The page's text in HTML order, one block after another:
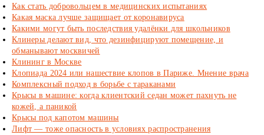
Как стать добровольцем в медицинских испытаниях
Какая маска лучше защищает от коронавируса
Какими могут быть последствия удалёнки для школьников
Клинеры делают вид, что дезинфицируют помещение, и
обманывают москвичей
Клининг в Москве
Клопиада 2024 или нашествие клопов в Париже. Мнение врача
Комплексный подход в борьбе с тараканами
Крысы в машине: когда клиентский седан может пахнуть не
кожей, а паникой
Крысы под капотом машины
Лифт — тоже опасность в условиях распространения